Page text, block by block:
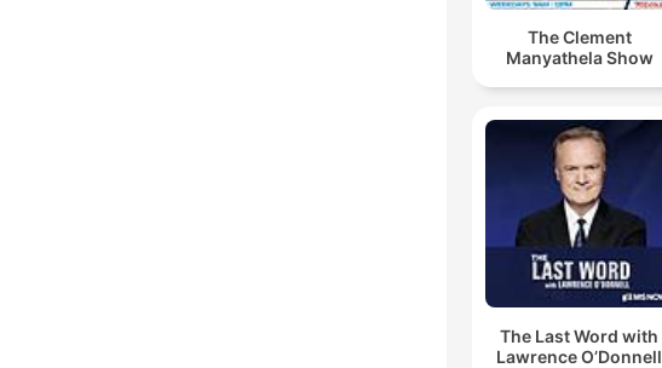
The Clement
Manyathela Show
The Last Word with
Lawrence O’Donnell